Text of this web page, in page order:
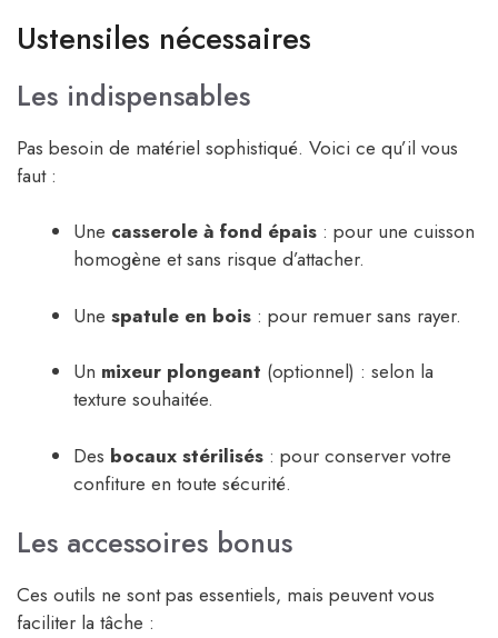
Ustensiles nécessaires
Les indispensables
Pas besoin de matériel sophistiqué. Voici ce qu’il vous
faut :
Une casserole à fond épais : pour une cuisson
homogène et sans risque d’attacher.
Une spatule en bois : pour remuer sans rayer.
Un mixeur plongeant (optionnel) : selon la
texture souhaitée.
Des bocaux stérilisés : pour conserver votre
confiture en toute sécurité.
Les accessoires bonus
Ces outils ne sont pas essentiels, mais peuvent vous
faciliter la tâche :